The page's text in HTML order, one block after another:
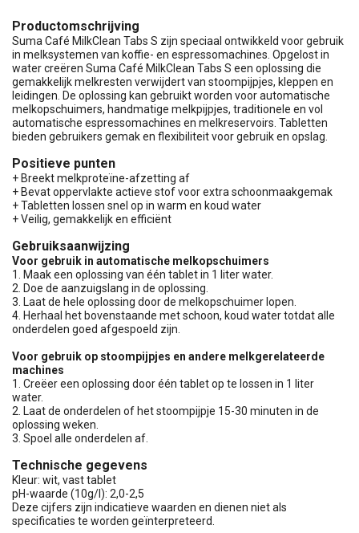
Productomschrijving
Suma Café MilkClean Tabs S zijn speciaal ontwikkeld voor gebruik
in melksystemen van koffie- en espressomachines. Opgelost in
water creëren Suma Café MilkClean Tabs S een oplossing die
gemakkelijk melkresten verwijdert van stoompijpjes, kleppen en
leidingen. De oplossing kan gebruikt worden voor automatische
melkopschuimers, handmatige melkpijpjes, traditionele en vol
automatische espressomachines en melkreservoirs. Tabletten
bieden gebruikers gemak en flexibiliteit voor gebruik en opslag.
Positieve punten
+ Breekt melkproteïne-afzetting af
+ Bevat oppervlakte actieve stof voor extra schoonmaakgemak
+ Tabletten lossen snel op in warm en koud water
+ Veilig, gemakkelijk en efficiënt
Gebruiksaanwijzing
Voor gebruik in automatische melkopschuimers
1. Maak een oplossing van één tablet in 1 liter water.
2. Doe de aanzuigslang in de oplossing.
3. Laat de hele oplossing door de melkopschuimer lopen.
4. Herhaal het bovenstaande met schoon, koud water totdat alle
onderdelen goed afgespoeld zijn.
Voor gebruik op stoompijpjes en andere melkgerelateerde
machines
1. Creëer een oplossing door één tablet op te lossen in 1 liter
water.
2. Laat de onderdelen of het stoompijpje 15-30 minuten in de
oplossing weken.
3. Spoel alle onderdelen af.
Technische gegevens
Kleur: wit, vast tablet
pH-waarde (10g/l): 2,0-2,5
Deze cijfers zijn indicatieve waarden en dienen niet als
specificaties te worden geïnterpreteerd.